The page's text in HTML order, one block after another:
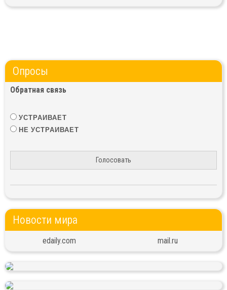
Опросы
Обратная связь
УСТРАИВАЕТ
НЕ УСТРАИВАЕТ
Голосовать
Новости мира
edaily.com mail.ru